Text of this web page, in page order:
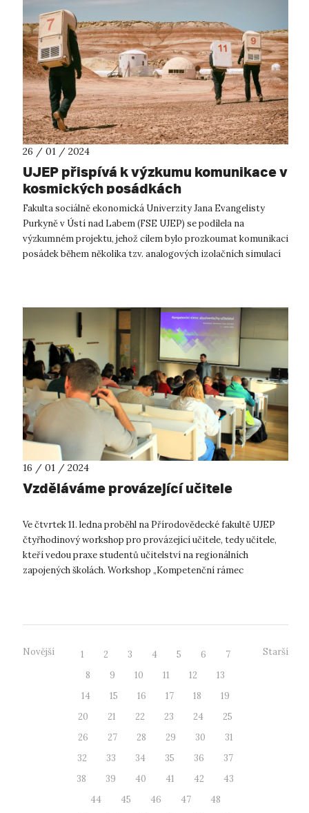
26 / 01 / 2024
UJEP přispívá k výzkumu komunikace v
kosmických posádkách
Fakulta sociálně ekonomická Univerzity Jana Evangelisty
Purkyně v Ústí nad Labem (FSE UJEP) se podílela na
výzkumném projektu, jehož cílem bylo prozkoumat komunikaci
posádek během několika tzv. analogových izolačních simulací
16 / 01 / 2024
Vzděláváme provázející učitele
Ve čtvrtek 11. ledna proběhl na Přírodovědecké fakultě UJEP
čtyřhodinový workshop pro provázející učitele, tedy učitele,
kteří vedou praxe studentů učitelství na regionálních
zapojených školách. Workshop „Kompetenční rámec
Novější 1 2 3 4 5 6
7
8
9 10 11 12
13
14
15 16 17 18
19
20
21 22 23 24
25
26
27 28 29 30
31
32
33 34 35 36
37
38
39 40 41 42
43
44
45 46 47
48
Starší